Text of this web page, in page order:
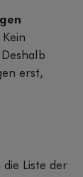
Kein
erst,
die Liste der